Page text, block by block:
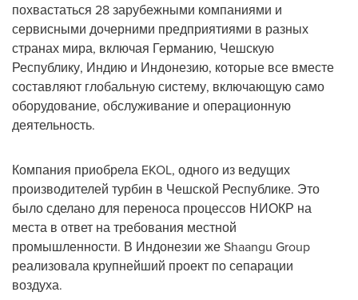
похвастаться 28 зарубежными компаниями и
сервисными дочерними предприятиями в разных
странах мира, включая Германию, Чешскую
Республику, Индию и Индонезию, которые все вместе
составляют глобальную систему, включающую само
оборудование, обслуживание и операционную
деятельность.
Компания приобрела EKOL, одного из ведущих
производителей турбин в Чешской Республике. Это
было сделано для переноса процессов НИОКР на
места в ответ на требования местной
промышленности. В Индонезии же Shaangu Group
реализовала крупнейший проект по сепарации
воздуха.